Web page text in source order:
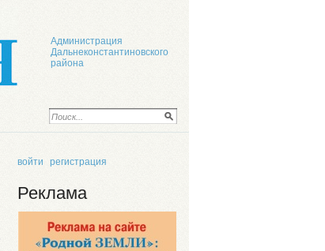
Администрация
Дальнеконстантиновского
района
войти регистрация
Реклама